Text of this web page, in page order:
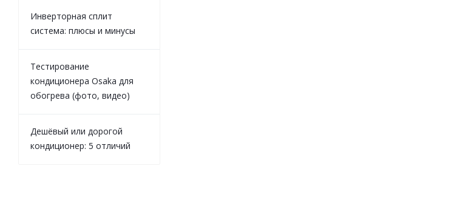
Инверторная сплит
система: плюсы и минусы
Тестирование
кондиционера Osaka для
обогрева (фото, видео)
Дешёвый или дорогой
кондиционер: 5 отличий